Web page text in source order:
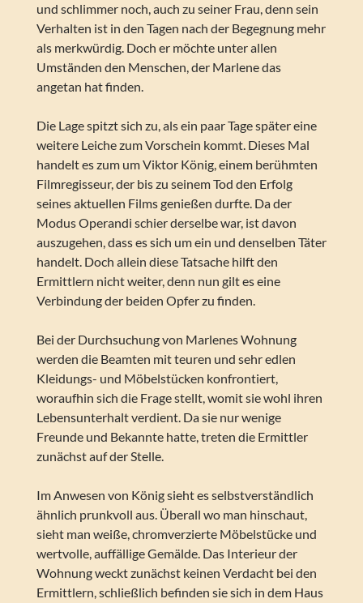
und schlimmer noch, auch zu seiner Frau, denn sein
Verhalten ist in den Tagen nach der Begegnung mehr
als merkwürdig. Doch er möchte unter allen
Umständen den Menschen, der Marlene das
angetan hat finden.
Die Lage spitzt sich zu, als ein paar Tage später eine
weitere Leiche zum Vorschein kommt. Dieses Mal
handelt es zum um Viktor König, einem berühmten
Filmregisseur, der bis zu seinem Tod den Erfolg
seines aktuellen Films genießen durfte. Da der
Modus Operandi schier derselbe war, ist davon
auszugehen, dass es sich um ein und denselben Täter
handelt. Doch allein diese Tatsache hilft den
Ermittlern nicht weiter, denn nun gilt es eine
Verbindung der beiden Opfer zu finden.
Bei der Durchsuchung von Marlenes Wohnung
werden die Beamten mit teuren und sehr edlen
Kleidungs- und Möbelstücken konfrontiert,
woraufhin sich die Frage stellt, womit sie wohl ihren
Lebensunterhalt verdient. Da sie nur wenige
Freunde und Bekannte hatte, treten die Ermittler
zunächst auf der Stelle.
Im Anwesen von König sieht es selbstverständlich
ähnlich prunkvoll aus. Überall wo man hinschaut,
sieht man weiße, chromverzierte Möbelstücke und
wertvolle, auffällige Gemälde. Das Interieur der
Wohnung weckt zunächst keinen Verdacht bei den
Ermittlern, schließlich befinden sie sich in dem Haus